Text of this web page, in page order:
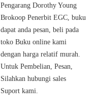
Pengarang Dorothy Young
Brokoop Penerbit EGC, buku
dapat anda pesan, beli pada
toko Buku online kami
dengan harga relatif murah.
Untuk Pembelian, Pesan,
Silahkan hubungi sales
Suport kami.